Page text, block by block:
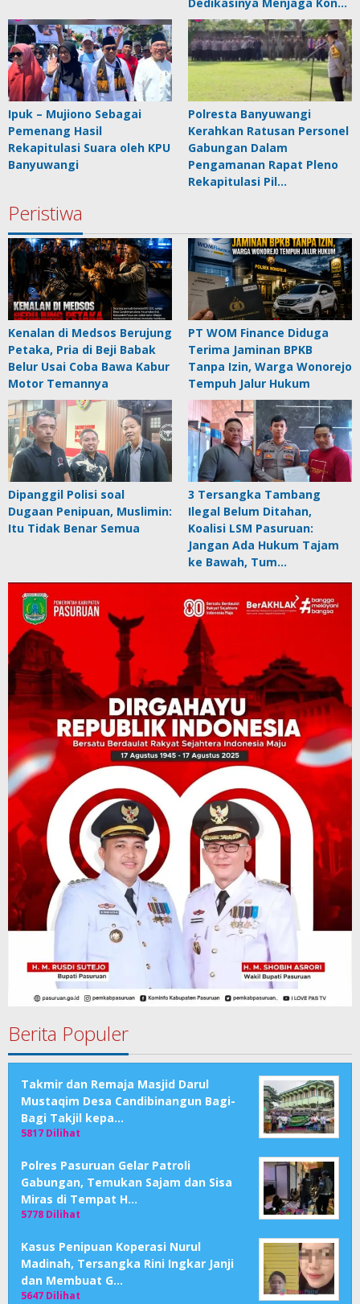
Ipuk – Mujiono Sebagai
Pemenang Hasil
Rekapitulasi Suara oleh KPU
Banyuwangi
Polresta Banyuwangi
Kerahkan Ratusan Personel
Gabungan Dalam
Pengamanan Rapat Pleno
Rekapitulasi Pil…
Peristiwa
Kenalan di Medsos Berujung
Petaka, Pria di Beji Babak
Belur Usai Coba Bawa Kabur
Motor Temannya
PT WOM Finance Diduga
Terima Jaminan BPKB
Tanpa Izin, Warga Wonorejo
Tempuh Jalur Hukum
Dipanggil Polisi soal
Dugaan Penipuan, Muslimin:
Itu Tidak Benar Semua
3 Tersangka Tambang
Ilegal Belum Ditahan,
Koalisi LSM Pasuruan:
Jangan Ada Hukum Tajam
ke Bawah, Tum…
Berita Populer
Takmir dan Remaja Masjid Darul
Mustaqim Desa Candibinangun Bagi-
Bagi Takjil kepa…
5817 Dilihat
Polres Pasuruan Gelar Patroli
Gabungan, Temukan Sajam dan Sisa
Miras di Tempat H…
5778 Dilihat
Kasus Penipuan Koperasi Nurul
Madinah, Tersangka Rini Ingkar Janji
dan Membuat G…
5647 Dilihat